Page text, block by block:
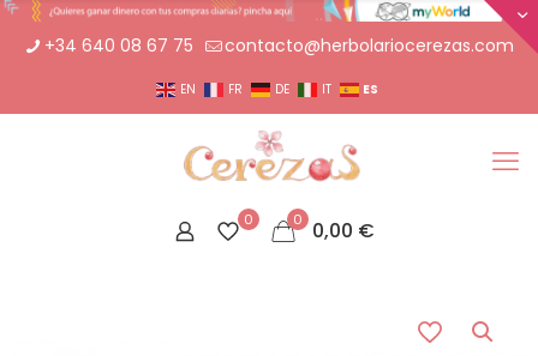
+34 640 08 67 75 contacto@herbolariocerezas.com
EN FR DE IT ES
0 0 0,00 €